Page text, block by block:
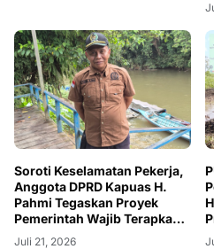
Soroti Keselamatan Pekerja,
Anggota DPRD Kapuas H.
Pahmi Tegaskan Proyek
Pemerintah Wajib Terapkan
APD dan K3
Juli 21, 2026